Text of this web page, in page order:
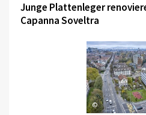
Junge Plattenleger
Capanna Soveltra
©